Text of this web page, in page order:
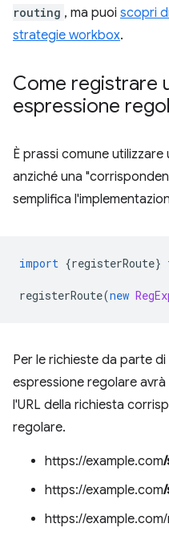
routing , ma puoi scopri
strategie workbox.
Come registrare
espressione
È prassi comune
anziché una
semplifica
import {registerRoute}
registerRoute(new
Per le richieste da parte di
espressione regolare
l'URL della richiesta
regolare.
https://example.com
https://example.com
https://